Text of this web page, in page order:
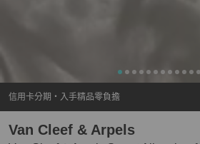
信用卡分期・入手精品零負擔
Van Cleef & Arpels